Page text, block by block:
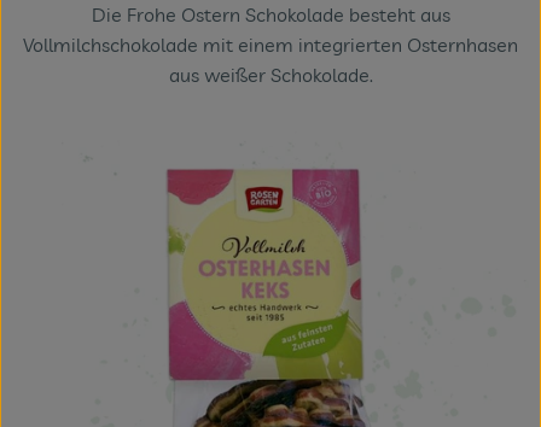
Die Frohe Ostern Schokolade besteht aus
Vollmilchschokolade mit einem integrierten Osternhasen
aus weißer Schokolade.